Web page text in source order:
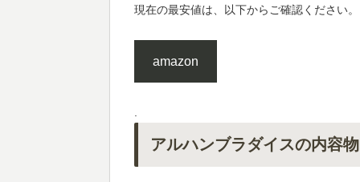
現在の最安値は、以下からご確認ください。
amazon
.
アルハンブラダイスの内容物